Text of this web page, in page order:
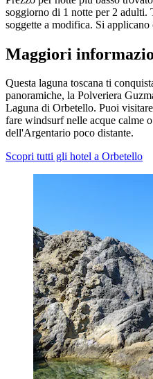
soggiorno di 1 notte per 2 adulti.
soggette a modifica. Si
Maggiori
Questa laguna toscana ti
panoramiche, la Polveriera
Laguna di Orbetello. Puoi
fare windsurf nelle acque calme
dell'Argentario poco distante.
Scopri tutti gli hotel a Orbetello